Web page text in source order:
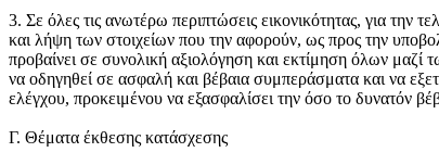
3. Σε όλες τις ανωτέρω περιπτώσεις εικονικότητας, για την
και λήψη των στοιχείων που την αφορούν, ως προς την
προβαίνει σε συνολική αξιολόγηση και εκτίμηση όλων μαζί
να οδηγηθεί σε ασφαλή και βέβαια συμπεράσματα και να
ελέγχου, προκειμένου να εξασφαλίσει την όσο το δυνατόν
Γ. Θέματα έκθεσης κατάσχεσης